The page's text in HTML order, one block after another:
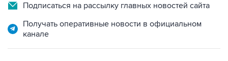
Подписаться на рассылку главных новостей сайта
Получать оперативные новости в официальном
канале